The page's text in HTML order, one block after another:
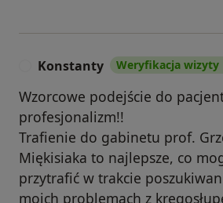
Konstanty Weryfikacja wizyty
Wzorcowe podejście do
profesjonalizm!!
Trafienie do gabinetu prof.
Miękisiaka to najlepsze, co
przytrafić w trakcie
moich problemach z